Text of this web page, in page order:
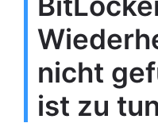
nicht
ist zu